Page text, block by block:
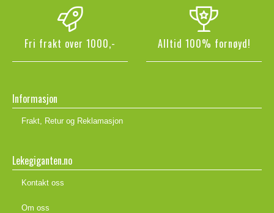
Fri frakt over 1000,- Alltid 100% fornøyd!
Informasjon
Frakt, Retur og Reklamasjon
Lekegiganten.no
Kontakt oss
Om oss